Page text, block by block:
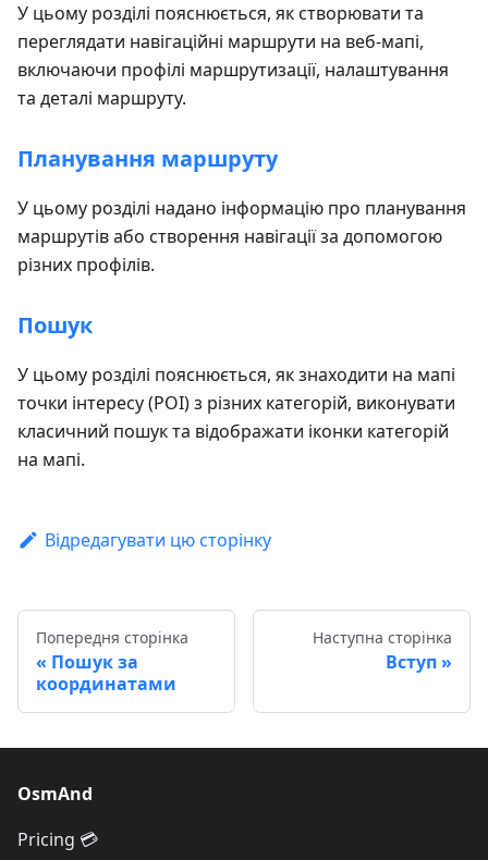
У цьому розділі пояснюється, як створювати та
переглядати навігаційні маршрути на веб-мапі,
включаючи профілі маршрутизації, налаштування
та деталі маршруту.
Планування маршруту
У цьому розділі надано інформацію про планування
маршрутів або створення навігації за допомогою
різних профілів.
Пошук
У цьому розділі пояснюється, як знаходити на мапі
точки інтересу (POI) з різних категорій, виконувати
класичний пошук та відображати іконки категорій
на мапі.
Відредагувати цю сторінку
Попередня сторінка
Пошук за
координатами
Наступна сторінка
Вступ
OsmAnd
Pricing 💳